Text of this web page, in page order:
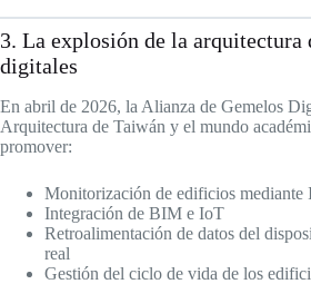
3. La explosión de la arquitectura
digitales
En abril de 2026, la Alianza de Gemelos
Arquitectura de Taiwán y el mundo
promover:
Monitorización de edificios
Integración de BIM e IoT
Retroalimentación de datos del
real
Gestión del ciclo de vida de los